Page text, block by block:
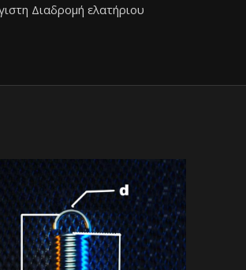
Διαδρομή ελατήριου